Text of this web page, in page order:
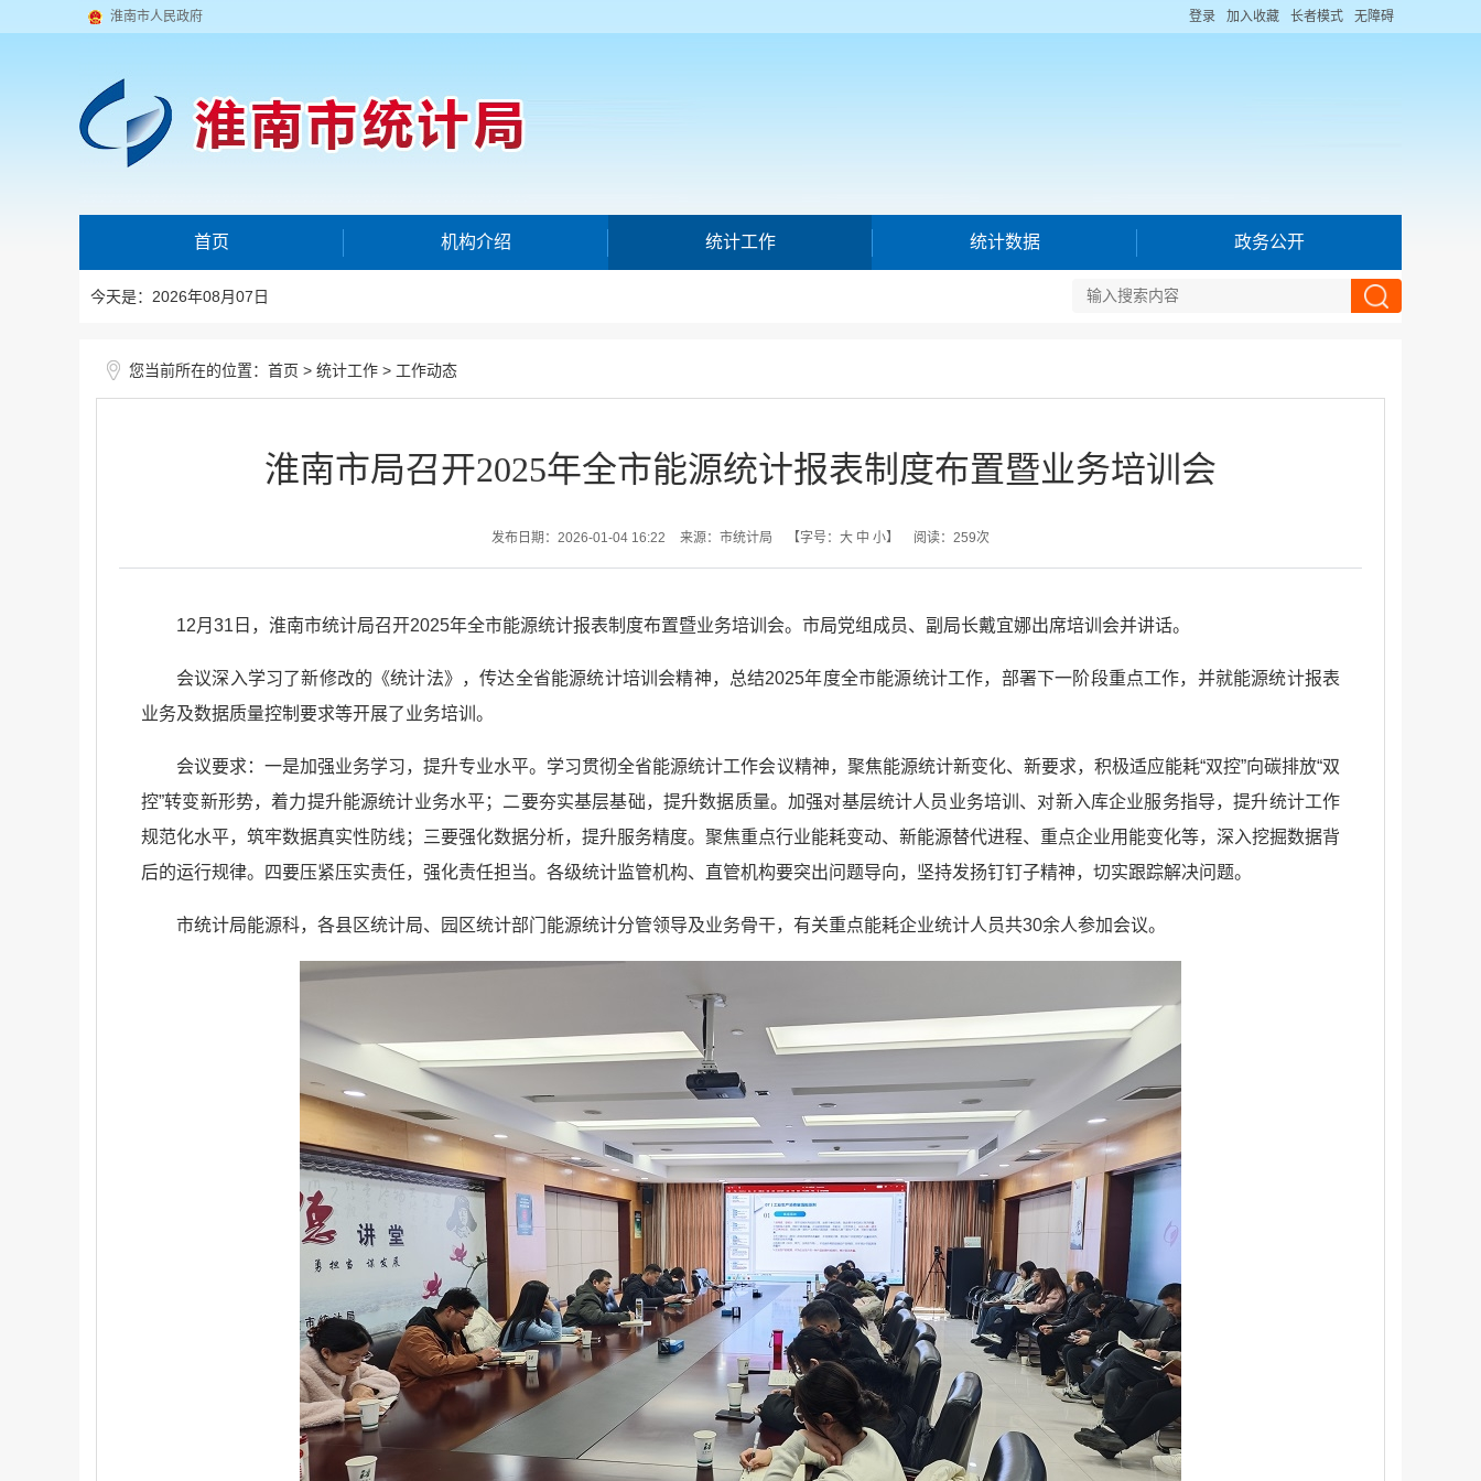
淮南市人民政府 登录 加入收藏 长者模式 无障碍
首页 机构介绍 统计工作 统计数据 政务公开
今天是：2026年08月07日
您当前所在的位置： 首页 > 统计工作 > 工作动态
淮南市局召开2025年全市能源统计报表制度布置暨业务培训会
发布日期：2026-01-04 16:22 来源：市统计局 【字号： 大 中 小】 阅读： 259次
12月31日，淮南市统计局召开2025年全市能源统计报表制度布置暨业务培训会。市局党组成员、副局长戴宜娜出席培训会并讲话。
会议深入学习了新修改的《统计法》，传达全省能源统计培训会精神，总结2025年度全市能源统计工作，部署下一阶段重点工作，并就能源统计报表
业务及数据质量控制要求等开展了业务培训。
会议要求：一是加强业务学习，提升专业水平。学习贯彻全省能源统计工作会议精神，聚焦能源统计新变化、新要求，积极适应能耗“双控”向碳排放“双
控”转变新形势，着力提升能源统计业务水平；二要夯实基层基础，提升数据质量。加强对基层统计人员业务培训、对新入库企业服务指导，提升统计工作
规范化水平，筑牢数据真实性防线；三要强化数据分析，提升服务精度。聚焦重点行业能耗变动、新能源替代进程、重点企业用能变化等，深入挖掘数据背
后的运行规律。四要压紧压实责任，强化责任担当。各级统计监管机构、直管机构要突出问题导向，坚持发扬钉钉子精神，切实跟踪解决问题。
市统计局能源科，各县区统计局、园区统计部门能源统计分管领导及业务骨干，有关重点能耗企业统计人员共30余人参加会议。